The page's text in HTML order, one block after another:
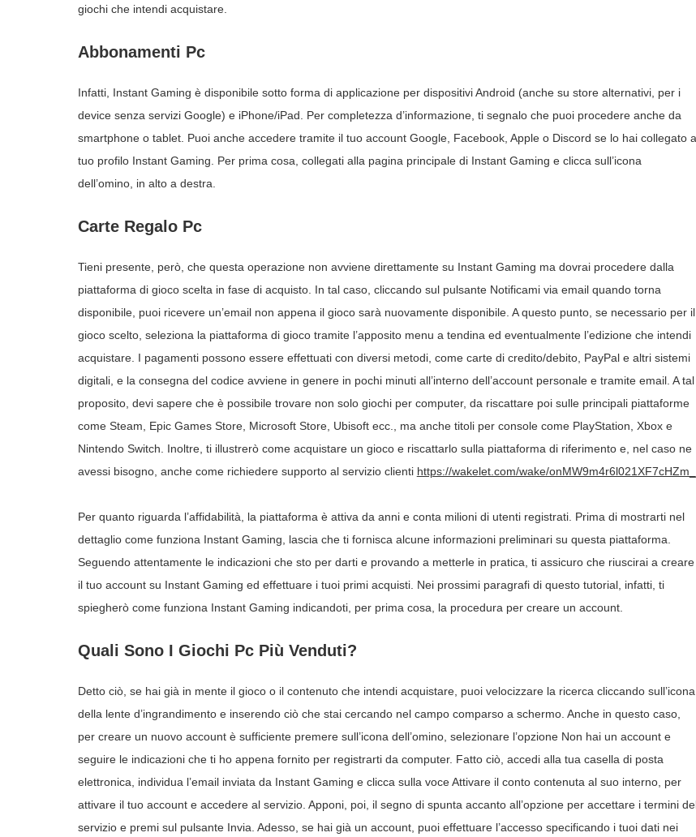
giochi che intendi acquistare.
Abbonamenti Pc
Infatti, Instant Gaming è disponibile sotto forma di applicazione per dispositivi Android (anche su store alternativi, per i
device senza servizi Google) e iPhone/iPad. Per completezza d’informazione, ti segnalo che puoi procedere anche da
smartphone o tablet. Puoi anche accedere tramite il tuo account Google, Facebook, Apple o Discord se lo hai collegato
tuo profilo Instant Gaming. Per prima cosa, collegati alla pagina principale di Instant Gaming e clicca sull’icona
dell’omino, in alto a destra.
Carte Regalo Pc
Tieni presente, però, che questa operazione non avviene direttamente su Instant Gaming ma dovrai procedere dalla
piattaforma di gioco scelta in fase di acquisto. In tal caso, cliccando sul pulsante Notificami via email quando torna
disponibile, puoi ricevere un’email non appena il gioco sarà nuovamente disponibile. A questo punto, se necessario per il
gioco scelto, seleziona la piattaforma di gioco tramite l’apposito menu a tendina ed eventualmente l’edizione che intendi
acquistare. I pagamenti possono essere effettuati con diversi metodi, come carte di credito/debito, PayPal e altri sistemi
digitali, e la consegna del codice avviene in genere in pochi minuti all’interno dell’account personale e tramite email. A tal
proposito, devi sapere che è possibile trovare non solo giochi per computer, da riscattare poi sulle principali piattaforme
come Steam, Epic Games Store, Microsoft Store, Ubisoft ecc., ma anche titoli per console come PlayStation, Xbox e
Nintendo Switch. Inoltre, ti illustrerò come acquistare un gioco e riscattarlo sulla piattaforma di riferimento e, nel caso ne
avessi bisogno, anche come richiedere supporto al servizio clienti https://wakelet.com/wake/onMW9m4r6l021XF7cHZm_
Per quanto riguarda l’affidabilità, la piattaforma è attiva da anni e conta milioni di utenti registrati. Prima di mostrarti nel
dettaglio come funziona Instant Gaming, lascia che ti fornisca alcune informazioni preliminari su questa piattaforma.
Seguendo attentamente le indicazioni che sto per darti e provando a metterle in pratica, ti assicuro che riuscirai a creare
il tuo account su Instant Gaming ed effettuare i tuoi primi acquisti. Nei prossimi paragrafi di questo tutorial, infatti, ti
spiegherò come funziona Instant Gaming indicandoti, per prima cosa, la procedura per creare un account.
Quali Sono I Giochi Pc Più Venduti?
Detto ciò, se hai già in mente il gioco o il contenuto che intendi acquistare, puoi velocizzare la ricerca cliccando sull’icona
della lente d’ingrandimento e inserendo ciò che stai cercando nel campo comparso a schermo. Anche in questo caso,
per creare un nuovo account è sufficiente premere sull’icona dell’omino, selezionare l’opzione Non hai un account e
seguire le indicazioni che ti ho appena fornito per registrarti da computer. Fatto ciò, accedi alla tua casella di posta
elettronica, individua l’email inviata da Instant Gaming e clicca sulla voce Attivare il conto contenuta al suo interno, per
attivare il tuo account e accedere al servizio. Apponi, poi, il segno di spunta accanto all’opzione per accettare i termini
servizio e premi sul pulsante Invia. Adesso, se hai già un account, puoi effettuare l’accesso specificando i tuoi dati nei